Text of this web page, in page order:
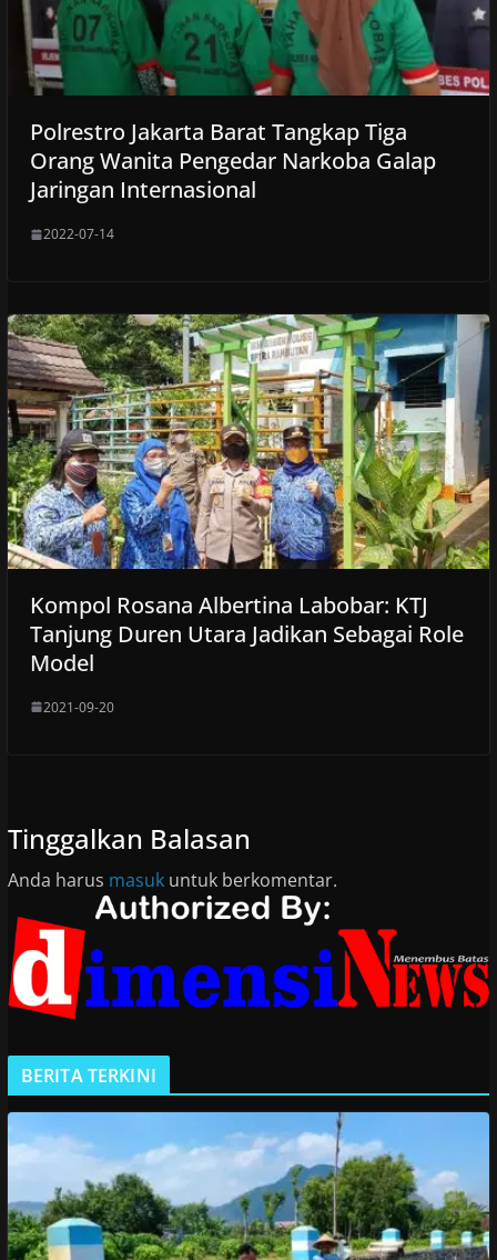
Polrestro Jakarta Barat Tangkap Tiga
Orang Wanita Pengedar Narkoba Galap
Jaringan Internasional
2022-07-14
Kompol Rosana Albertina Labobar: KTJ
Tanjung Duren Utara Jadikan Sebagai Role
Model
2021-09-20
Tinggalkan Balasan
Anda harus masukuntuk berkomentar.
BERITA TERKINI